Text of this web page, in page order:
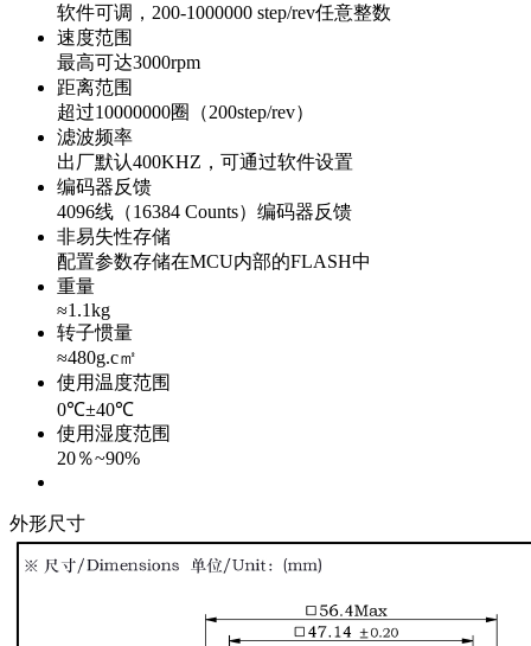
软件可调，200-1000000 step/rev任意整数
速度范围
最高可达3000rpm
距离范围
超过10000000圈（200step/rev）
滤波频率
出厂默认400KHZ，可通过软件设置
编码器反馈
4096线（16384 Counts）编码器反馈
非易失性存储
配置参数存储在MCU内部的FLASH中
重量
≈1.1kg
转子惯量
≈480g.c㎡
使用温度范围
0℃±40℃
使用湿度范围
20％~90%
外形尺寸